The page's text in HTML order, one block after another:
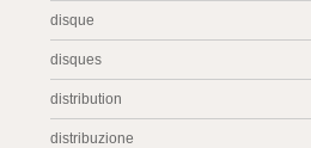
disque
disques
distribution
distribuzione